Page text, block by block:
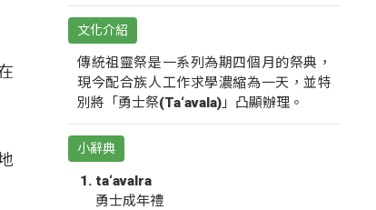
文化介紹
傳統祖靈祭是一系列為期四個月的祭典，
現今配合族人工作求學濃縮為一天，並特
別將「勇士祭(Ta‘avala)」凸顯辦理。
小辭典
ta‘avalra
勇士成年禮